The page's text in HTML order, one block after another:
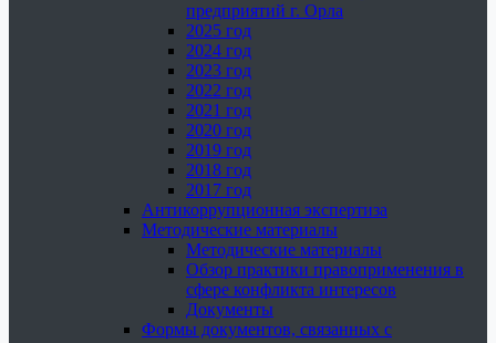
предприятий г. Орла
2025 год
2024 год
2023 год
2022 год
2021 год
2020 год
2019 год
2018 год
2017 год
Антикоррупционная экспертиза
Методические материалы
Методические материалы
Обзор практики правоприменения в
сфере конфликта интересов
Документы
Формы документов, связанных с